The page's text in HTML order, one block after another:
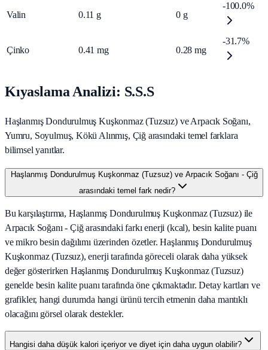
Valin 0.11 g 0 g
-100.0%
Çinko 0.41 mg 0.28 mg
-31.7%
Kıyaslama Analizi: S.S.S
Haşlanmış Dondurulmuş Kuşkonmaz (Tuzsuz) ve Arpacık Soğanı,
Yumru, Soyulmuş, Kökü Alınmış, Çiğ arasındaki temel farklara
bilimsel yanıtlar.
Haşlanmış Dondurulmuş Kuşkonmaz (Tuzsuz) ve Arpacık Soğanı - Çiğ
arasındaki temel fark nedir?
Bu karşılaştırma, Haşlanmış Dondurulmuş Kuşkonmaz (Tuzsuz) ile
Arpacık Soğanı - Çiğ arasındaki farkı enerji (kcal), besin kalite puanı
ve mikro besin dağılımı üzerinden özetler. Haşlanmış Dondurulmuş
Kuşkonmaz (Tuzsuz), enerji tarafında göreceli olarak daha yüksek
değer gösterirken Haşlanmış Dondurulmuş Kuşkonmaz (Tuzsuz)
genelde besin kalite puanı tarafında öne çıkmaktadır. Detay kartları ve
grafikler, hangi durumda hangi ürünü tercih etmenin daha mantıklı
olacağını görsel olarak destekler.
Hangisi daha düşük kalori içeriyor ve diyet için daha uygun olabilir?